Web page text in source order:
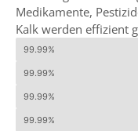
Medikamente,
Kalk werden effizient
Chlor
99.99%
Pestizide
99.99%
Ibuprofen
99.99%
Atrazin
99.99%